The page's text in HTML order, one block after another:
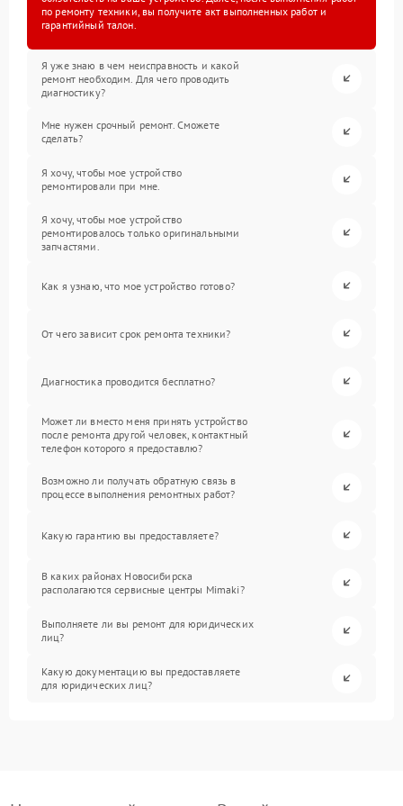
по ремонту техники, вы получите акт выполненных работ и
гарантийный талон.
Я уже знаю в чем неисправность и какой
ремонт необходим. Для чего проводить
диагностику?
Мне нужен срочный ремонт. Сможете
сделать?
Я хочу, чтобы мое устройство
ремонтировали при мне.
Я хочу, чтобы мое устройство
ремонтировалось только оригинальными
запчастями.
Как я узнаю, что мое устройство готово?
От чего зависит срок ремонта техники?
Диагностика проводится бесплатно?
Может ли вместо меня принять устройство
после ремонта другой человек, контактный
телефон которого я предоставлю?
Возможно ли получать обратную связь в
процессе выполнения ремонтных работ?
Какую гарантию вы предоставляете?
В каких районах Новосибирска
располагаются сервисные центры Mimaki?
Выполняете ли вы ремонт для юридических
лиц?
Какую документацию вы предоставляете
для юридических лиц?